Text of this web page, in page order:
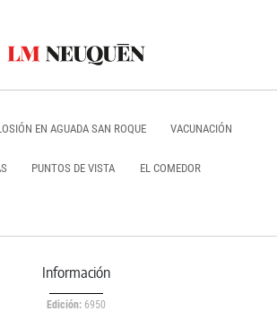
EN AGUADA SAN ROQUE VACUNACIÓN
PUNTOS DE VISTA EL COMEDOR
Información
Edición: 6950